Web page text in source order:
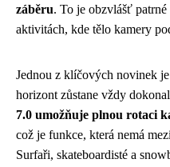
záběru. To je obzvlášť
aktivitách, kde tělo kamery
Jednou z klíčových novinek
horizont zůstane vždy
7.0 umožňuje plnou rotaci
což je funkce, která nemá
Surfaři, skateboardisté a